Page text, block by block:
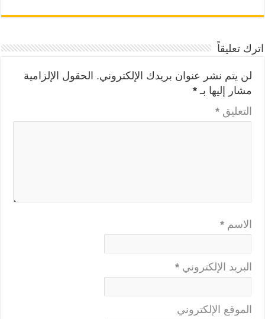
اترك تعليقاً
لن يتم نشر عنوان بريدك الإلكتروني.
الحقول الإلزامية
مشار إليها بـ *
التعليق *
الاسم *
البريد الإلكتروني *
الموقع الإلكتروني